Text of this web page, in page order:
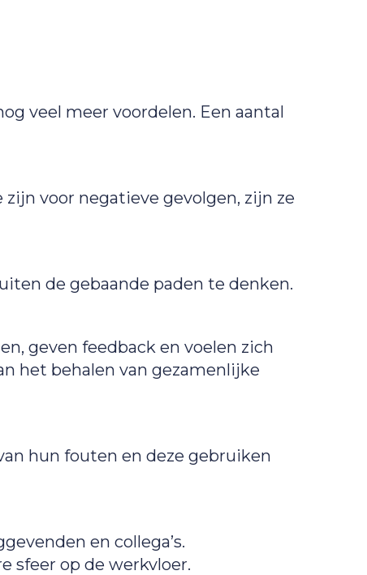
veel meer voordelen. Een aantal
voor negatieve gevolgen, zijn ze
de gebaande paden te denken.
geven feedback en voelen zich
het behalen van gezamenlijke
hun fouten en deze gebruiken
en collega’s.
sfeer op de werkvloer.